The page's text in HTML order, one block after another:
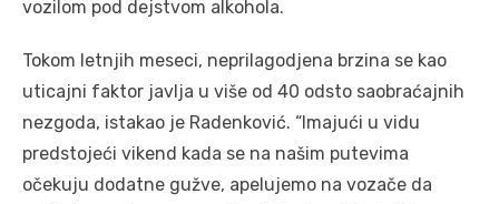
vozilom pod dejstvom alkohola.
Tokom letnjih meseci, neprilagodjena brzina se kao
uticajni faktor javlja u više od 40 odsto saobraćajnih
nezgoda, istakao je Radenković. “Imajući u vidu
predstojeći vikend kada se na našim putevima
očekuju dodatne gužve, apelujemo na vozače da